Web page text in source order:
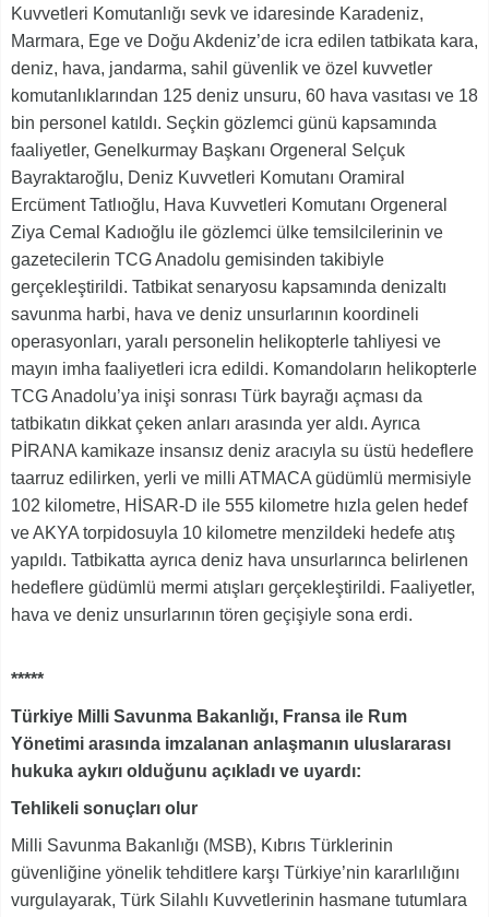
Kuvvetleri Komutanlığı sevk ve idaresinde Karadeniz,
Marmara, Ege ve Doğu Akdeniz’de icra edilen tatbikata kara,
deniz, hava, jandarma, sahil güvenlik ve özel kuvvetler
komutanlıklarından 125 deniz unsuru, 60 hava vasıtası ve 18
bin personel katıldı. Seçkin gözlemci günü kapsamında
faaliyetler, Genelkurmay Başkanı Orgeneral Selçuk
Bayraktaroğlu, Deniz Kuvvetleri Komutanı Oramiral
Ercüment Tatlıoğlu, Hava Kuvvetleri Komutanı Orgeneral
Ziya Cemal Kadıoğlu ile gözlemci ülke temsilcilerinin ve
gazetecilerin TCG Anadolu gemisinden takibiyle
gerçekleştirildi. Tatbikat senaryosu kapsamında denizaltı
savunma harbi, hava ve deniz unsurlarının koordineli
operasyonları, yaralı personelin helikopterle tahliyesi ve
mayın imha faaliyetleri icra edildi. Komandoların helikopterle
TCG Anadolu’ya inişi sonrası Türk bayrağı açması da
tatbikatın dikkat çeken anları arasında yer aldı. Ayrıca
PİRANA kamikaze insansız deniz aracıyla su üstü hedeflere
taarruz edilirken, yerli ve milli ATMACA güdümlü mermisiyle
102 kilometre, HİSAR-D ile 555 kilometre hızla gelen hedef
ve AKYA torpidosuyla 10 kilometre menzildeki hedefe atış
yapıldı. Tatbikatta ayrıca deniz hava unsurlarınca belirlenen
hedeflere güdümlü mermi atışları gerçekleştirildi. Faaliyetler,
hava ve deniz unsurlarının tören geçişiyle sona erdi.
*****
Türkiye Milli Savunma Bakanlığı, Fransa ile Rum
Yönetimi arasında imzalanan anlaşmanın uluslararası
hukuka aykırı olduğunu açıkladı ve uyardı:
Tehlikeli sonuçları olur
Milli Savunma Bakanlığı (MSB), Kıbrıs Türklerinin
güvenliğine yönelik tehditlere karşı Türkiye’nin kararlılığını
vurgulayarak, Türk Silahlı Kuvvetlerinin hasmane tutumlara